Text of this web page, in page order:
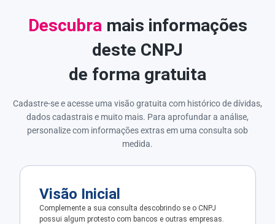
Descubramais informações
deste CNPJ
de forma gratuita
Cadastre-se e acesse uma visão gratuita com histórico de dívidas,
dados cadastrais e muito mais. Para aprofundar a análise,
personalize com informações extras em uma consulta sob
medida.
Visão Inicial
Complemente a sua consulta descobrindo se o CNPJ
possui algum protesto com bancos e outras empresas.